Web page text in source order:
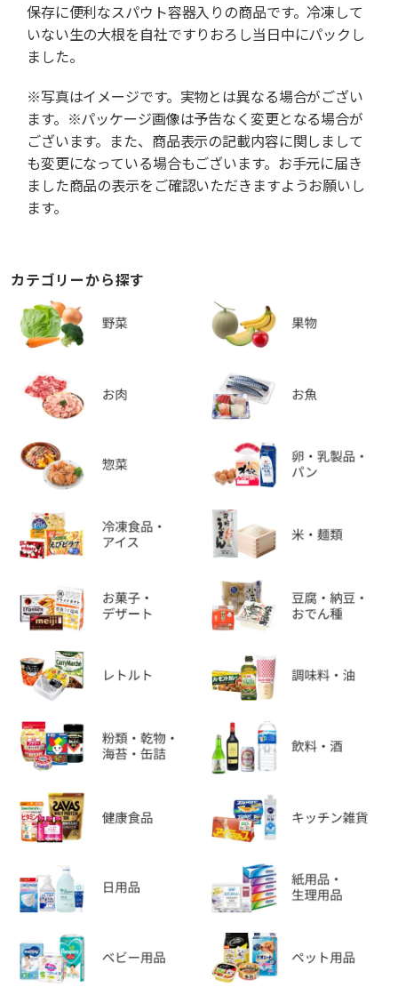
保存に便利なスパウト容器入りの商品です。冷凍して
いない生の大根を自社ですりおろし当日中にパックし
ました。
※写真はイメージです。実物とは異なる場合がござい
ます。※パッケージ画像は予告なく変更となる場合が
ございます。また、商品表示の記載内容に関しまして
も変更になっている場合もございます。お手元に届き
ました商品の表示をご確認いただきますようお願いし
ます。
カテゴリーから探す